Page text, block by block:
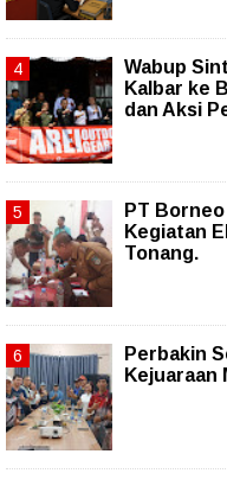
Wabup
Kalbar ke
dan Aksi
PT
Kegiatan
Tonang.
Perbakin
Kejuaraan